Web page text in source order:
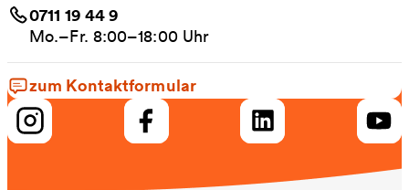
0711 19 44 9
Mo.–Fr. 8:00–18:00 Uhr
zum Kontaktformular